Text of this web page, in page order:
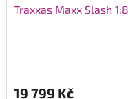
Traxxas Maxx Slash
19 799 Kč